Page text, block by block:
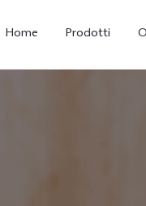
Home Prodotti